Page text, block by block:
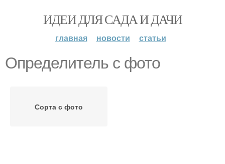
ИДЕИ ДЛЯ САДА И ДАЧИ
главная новости статьи
Определитель с фото
Сорта с фото